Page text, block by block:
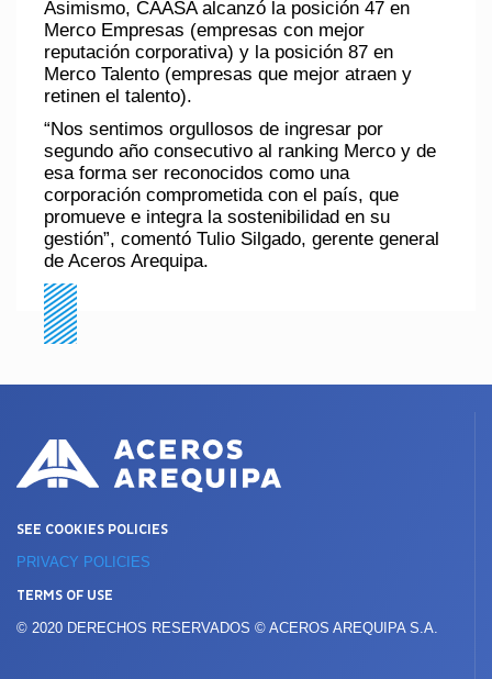
Asimismo, CAASA alcanzó la posición 47 en
Merco Empresas (empresas con mejor
reputación corporativa) y la posición 87 en
Merco Talento (empresas que mejor atraen y
retinen el talento).
“Nos sentimos orgullosos de ingresar por
segundo año consecutivo al ranking Merco y de
esa forma ser reconocidos como una
corporación comprometida con el país, que
promueve e integra la sostenibilidad en su
gestión”, comentó Tulio Silgado, gerente general
de Aceros Arequipa.
SEE COOKIES POLICIES
PRIVACY POLICIES
TERMS OF USE
© 2020 DERECHOS RESERVADOS © ACEROS AREQUIPA S.A.